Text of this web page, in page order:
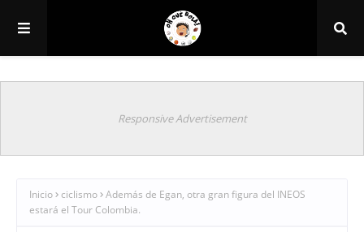
Responsive Advertisement
Inicio ciclismo Además de Egan, otra gran figura del INEOS
estará el Tour Colombia.